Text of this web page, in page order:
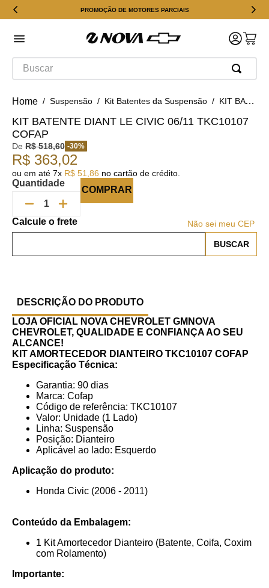
PROMOÇÃO DE MOTORES PARCIAIS
Buscar
Suspensão Kit Batentes da Suspensão KIT BATENTE DIANT LE CIVIC 06/11 TKC10107 COFAP
KIT BATENTE DIANT LE CIVIC 06/11 TKC10107
COFAP
De R$ 518,60 -30%
R$ 363,02
ou em até 7x R$ 51 86 no cartão de crédito.
Quantidade
COMPRAR
Não sei meu CEP
DESCRIÇÃO DO PRODUTO
LOJA OFICIAL NOVA CHEVROLET GMNOVA
CHEVROLET, QUALIDADE E CONFIANÇA AO SEU
ALCANCE!
KIT AMORTECEDOR DIANTEIRO TKC10107 COFAP
Especificação Técnica:
Garantia: 90 dias
Marca: Cofap
Código de referência: TKC10107
Valor: Unidade (1 Lado)
Linha: Suspensão
Posição: Dianteiro
Aplicável ao lado: Esquerdo
Aplicação do produto:
Honda Civic (2006 - 2011)
Conteúdo da Embalagem:
1 Kit Amortecedor Dianteiro (Batente, Coifa, Coxim
com Rolamento)
Importante: